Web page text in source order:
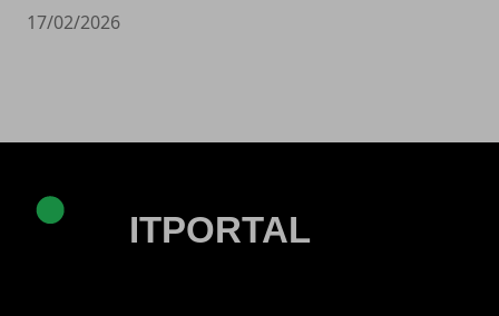
17/02/2026